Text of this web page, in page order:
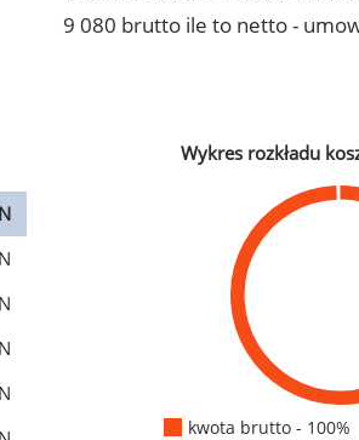
9 080 brutto ile to netto -
Wykres rozkładu
kwota brutto - 100%